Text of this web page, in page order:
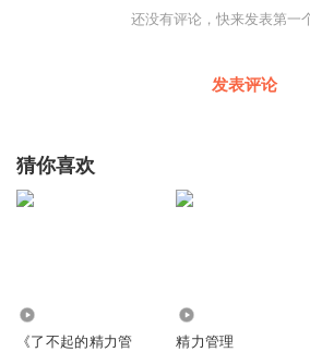
还没有评论，快来发表第一
发表评论
猜你喜欢
《了不起的精力管
精力管理